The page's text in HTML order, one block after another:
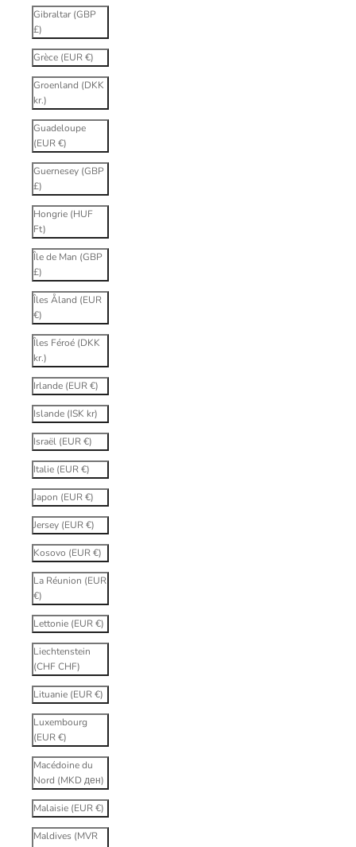
Gibraltar (GBP
£)
Grèce (EUR €)
Groenland (DKK
kr.)
Guadeloupe
(EUR €)
Guernesey (GBP
£)
Hongrie (HUF
Ft)
Île de Man (GBP
£)
Îles Åland (EUR
€)
Îles Féroé (DKK
kr.)
Irlande (EUR €)
Islande (ISK kr)
Israël (EUR €)
Italie (EUR €)
Japon (EUR €)
Jersey (EUR €)
Kosovo (EUR €)
La Réunion (EUR
€)
Lettonie (EUR €)
Liechtenstein
(CHF CHF)
Lituanie (EUR €)
Luxembourg
(EUR €)
Macédoine du
Nord (MKD ден)
Malaisie (EUR €)
Maldives (MVR